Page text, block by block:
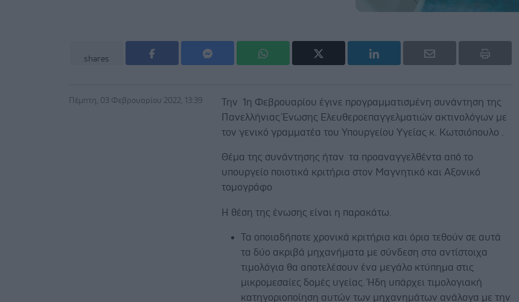
shares
Πέμπτη, 03 Φεβρουαρίου 2022, 13:39
Την 1η Φεβρουαρίου έγινε προγραμματισμένη συνάντηση της
Πανελλήνιας Ένωσης Ελευθεροεπαγγελματιών ακτινολόγων με
τον γενικό γραμματέα του Υπουργείου Υγείας κ. Κωτσιόπουλο .
Θέμα της συνάντησης ήταν τα προαναγγελθέντα από το
υπουργείο ποιοτικά κριτήρια στον Μαγνητικό και Αξονικό
τομογράφο
Η θέση της ένωσης είναι η παρακάτω.
Τα οποιαδήποτε χρονικά κριτήρια και όρια τεθούν σε αυτά
τα δύο ακριβά μηχανήματα με σύνδεση στα αντίστοιχα
τιμολόγια θα αποτελέσουν ένα μεγάλο κτύπημα στις
μικρομεσαίες δομές υγείας. Ήδη υπάρχει τιμολογιακή
κατηγοριοποίηση αυτών των μηχανημάτων ανάλογα με την